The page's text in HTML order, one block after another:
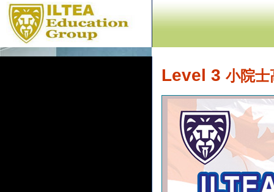
Level 3 小院士